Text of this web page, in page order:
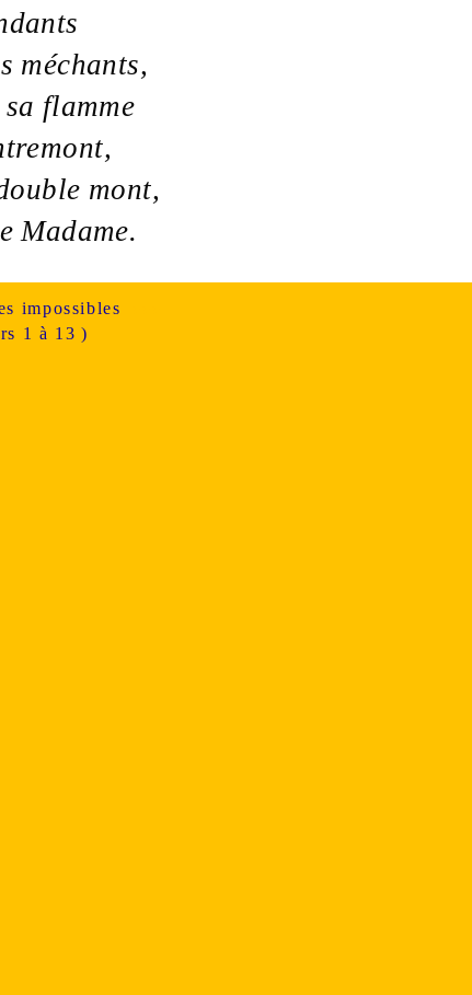
méchants,
flamme
mont,
Madame.
impossibles
1 à 13 )